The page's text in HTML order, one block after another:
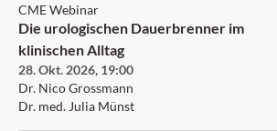
CME Webinar
Die urologischen Dauerbrenner im
klinischen Alltag
28. Okt. 2026, 19:00
Dr. Nico Grossmann
Dr. med. Julia Münst